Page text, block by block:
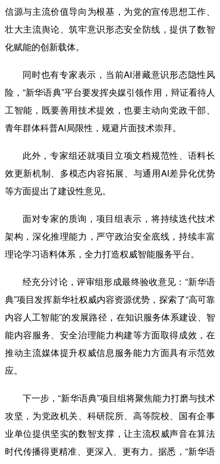
信源与主流价值导向为根基，为党的宣传思想工作、
壮大主流舆论、筑牢意识形态安全防线，提供了数智
化赋能的创新载体。
同时也有专家表示，当前AI潜藏意识形态隐性风
险，“新华语典”平台要发挥央媒引领作用，辩证看待人
工智能，既要善用技术提效，也要主动向党政干部、
青年群体科普AI局限性，规避片面技术崇拜。
此外，专家组还就项目立项文档规范性、语料长
效更新机制、多模态内容拓展、与通用AI差异化优势
等方面提出了建设性意见。
面对专家的质询，项目组表示，将持续迭代技术
架构，深化推理能力，严守政治安全底线，持续丰富
理论学习语料体系，全力打造权威智能服务平台。
经充分讨论，评审组形成最终验收意见：“新华语
典”项目发挥新华社权威内容资源优势，探索了“高可靠
内容人工智能”的发展路径，在知识服务体系建设、智
能内容服务、安全治理能力构建等方面取得成效，在
推动主流媒体提升权威信息服务能力方面具有示范效
应。
下一步，“新华语典”项目组将聚焦能力打磨与技术
攻坚，为党政机关、科研院所、高等院校、国有企事
业单位提供坚实的数智支撑，让主流权威声音在算法
时代传播得更精准、更深入、更有力。据悉，“新华语